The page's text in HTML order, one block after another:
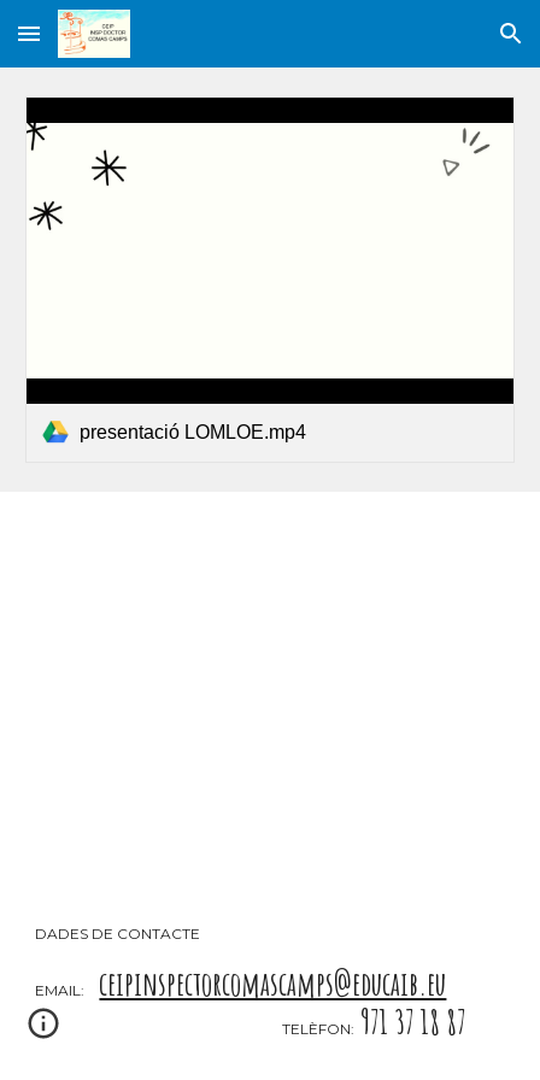
Skip to main content Skip to navigation
presentació LOMLOE.mp4
DADES DE CONTACTE
EMAIL: ceipinspectorcomascamps@educaib.eu
TELÈFON: 971 37 18 87